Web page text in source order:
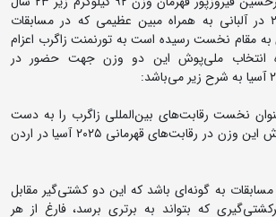
رقابت‌های جهانی ۲۰۲۴ در آلبانی به همراه مبین عظیمی که در مسابقات
به مقام نخست رسیده است به تورنمنت زاگرب اعزام
انتخاب ملی‌پوش این دو وزن جهت حضور در
نخست رقابت‌های بین‌المللی زاگرب را به دست
بیاورد، به عنوان ملی‌پوش این وزن در رقابت‌های قهرمانی ۲۰۲۵ آسیا در اردن
به گونه‌ای باشد که این دو کشتی‌گیر مقابل
که بتواند به برتری برسد، فارغ از هر